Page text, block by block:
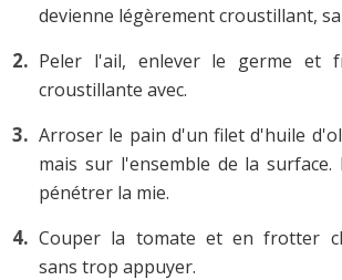
devienne légèrement croustillant,
Peler l'ail, enlever le germe et
croustillante avec.
Arroser le pain d'un filet d'huile
mais sur l'ensemble de la surface.
pénétrer la mie.
Couper la tomate et en frotter
sans trop appuyer.